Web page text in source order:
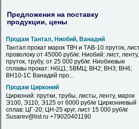
Предложения на поставку
продукции, цены
Продам Тантал, Ниобий, Ванадий
Тантал прокат марок ТВЧ и ТАВ-10 пруток,
проволоку от 45000 руб/кг. Ниобий: лист, ленту,
пруток, трубу, от 25 000 руб/кг. Ниобиевые
сплавы прокат: НбЦ1; 5ВМЦ; ВН2; ВН3; ВН6;
ВН10-1С Ванадий про...
Продам Цирконий
Цирконий: прутки, трубы, листы, ленту, марок
Э100, Э110, Э125 от 6000 руб/кг Циркониевый
сплав: ЦГ-20; ЦН-25 круг, лист 15 000 руб/кг
Susarev@list.ru +79020401190